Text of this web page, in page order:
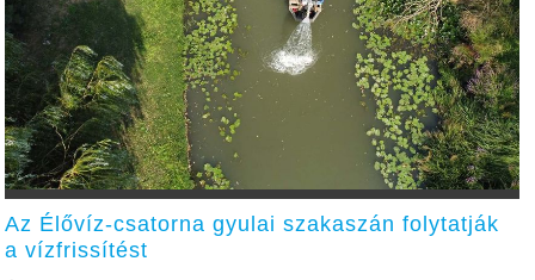
Az Élővíz-csatorna gyulai szakaszán folytatják
a vízfrissítést